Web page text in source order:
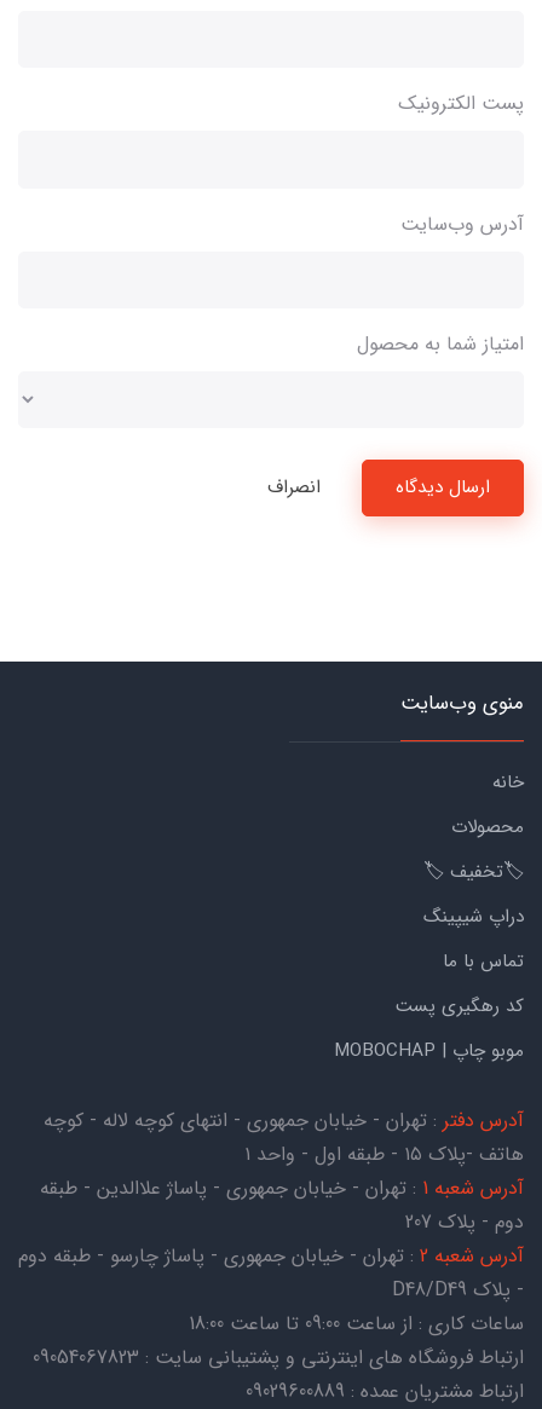
پست الکترونیک
آدرس وب‌سایت
امتیاز شما به محصول
ارسال دیدگاه انصراف
منوی وب‌سایت
خانه
محصولات
🏷️تخفیف 🏷️
دراپ شیپینگ
تماس با ما
کد رهگیری پست
موبو چاپ | MOBOCHAP
آدرس دفتر : تهران - خیابان جمهوری - انتهای کوچه لاله - کوچه
هاتف -پلاک ۱۵ - طبقه اول - واحد ۱
آدرس شعبه 1
: تهران - خیابان جمهوری - پاساژ علاالدین - طبقه
دوم - پلاک 207
آدرس شعبه 2
: تهران - خیابان جمهوری - پاساژ چارسو - طبقه دوم
- پلاک D48/D49
ساعات کاری : از ساعت 09:00 تا ساعت 18:00
ارتباط فروشگاه های اینترنتی و پشتیبانی سایت : 09054067823
ارتباط مشتریان عمده : 09029600889